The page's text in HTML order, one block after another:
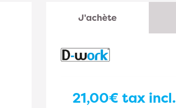
J'achète
21,00€ tax incl.